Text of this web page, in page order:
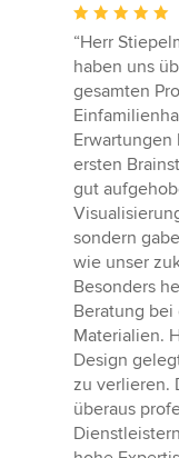
Bewertung:
5
von
5
Sternen
“Herr
haben uns
gesamten
ersten
gut
sondern
wie unser
Besonders
Beratung
Materialien.
Design
zu verlieren.
überaus